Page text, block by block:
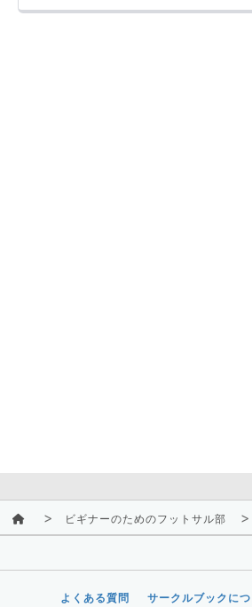
ビギナーのためのフットサル部
よくある質問 サークルブックに